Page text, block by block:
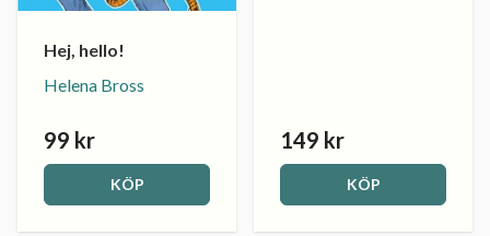
Hej, hello!
Helena Bross
99 kr
KÖP
149 kr
KÖP